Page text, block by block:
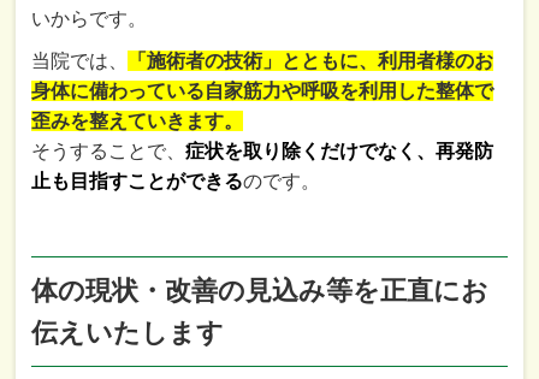
いからです。
当院では、
「施術者の技術」とともに、利用者様のお
身体に備わっている自家筋力や呼吸を利用した整体で
歪みを整えていきます。
そうすることで、症状を取り除くだけでなく、再発防
止も目指すことができるのです。
体の現状・改善の見込み等を正直にお
伝えいたします